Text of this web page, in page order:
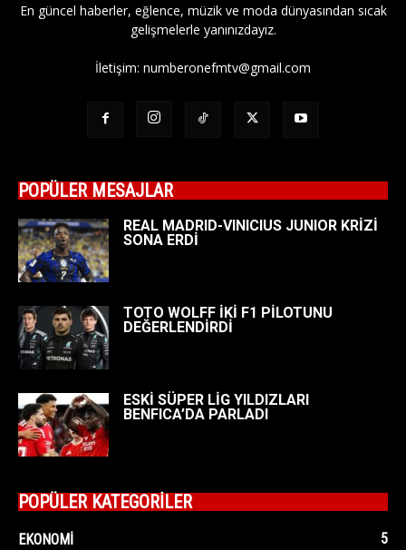
En güncel haberler, eğlence, müzik ve moda dünyasından sıcak
gelişmelerle yanınızdayız.
İletişim: numberonefmtv@gmail.com
POPÜLER MESAJLAR
REAL MADRID-VINICIUS JUNIOR KRİZİ
SONA ERDİ
TOTO WOLFF İKİ F1 PİLOTUNU
DEĞERLENDİRDİ
ESKİ SÜPER LİG YILDIZLARI
BENFICA’DA PARLADI
POPÜLER KATEGORİLER
EKONOMI 5